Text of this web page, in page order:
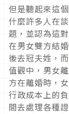
但是聽起來這
什麼許多人在
題，並認為這
在男女雙方結
後去冠夫姓，
值觀中，男女
方在離婚時，
行政成本上的
間去處理各種